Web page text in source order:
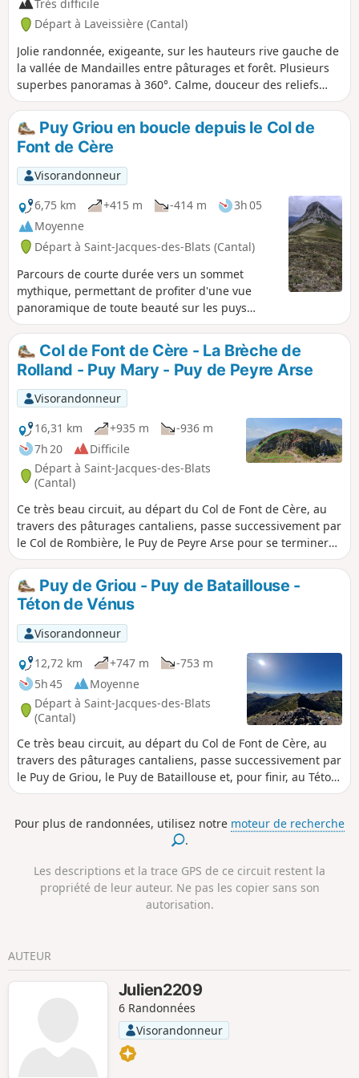
Très difficile
Départ à Laveissière (Cantal)
Jolie randonnée, exigeante, sur les hauteurs rive gauche de
la vallée de Mandailles entre pâturages et forêt. Plusieurs
superbes panoramas à 360°. Calme, douceur des reliefs
auvergnats, contrastes de couleur et de relief de la vallée
de la Jordanne. La difficulté de cette randonnée réside
réside dans sa longueur et la montée au Griou (que l'on
peut ignorer). La plus grande partie du parcours est à
l'ombre, sous des feuillus denses mais qui ne bloquent pas
la vue sur les vallées.
Puy Griou en boucle depuis le Col de
Font de Cère
Visorandonneur
6,75 km
+415 m -414 m
3h 05
Moyenne
Départ à Saint-Jacques-des-Blats (Cantal)
Parcours de courte durée vers un sommet
mythique, permettant de profiter d'une vue
panoramique de toute beauté sur les puys
cantaliens.
Col de Font de Cère - La Brèche de
Rolland - Puy Mary - Puy de Peyre Arse
Visorandonneur
16,31 km
+935 m
-936 m
7h 20
Difficile
Départ à Saint-Jacques-des-Blats
(Cantal)
Ce très beau circuit, au départ du Col de Font de Cère, au
travers des pâturages cantaliens, passe successivement par
le Col de Rombière, le Puy de Peyre Arse pour se terminer
sur le Puy Mary, deuxième sommet du Cantal, en passant
par l'emblématique Brèche de Rolland, passage un peu
technique. Attention aux personnes assujetties au vertige
pour ce passage. Tout au long de cette randonnée, les
panoramas à 360 ° permettent d'observer cette belle
campagne montagneuse des Monts du Cantal.
Puy de Griou - Puy de Bataillouse -
Téton de Vénus
Visorandonneur
12,72 km
+747 m
-753 m
5h 45
Moyenne
Départ à Saint-Jacques-des-Blats
(Cantal)
Ce très beau circuit, au départ du Col de Font de Cère, au
travers des pâturages cantaliens, passe successivement par
le Puy de Griou, le Puy de Bataillouse et, pour finir, au Téton
de Vénus.Tout au long de cette randonnée, les panoramas à
montagneuse des Monts du Cantal.
Pour plus de randonnées, utilisez notre moteur de recherche
.
Les descriptions et la trace GPS de ce circuit restent la
propriété de leur auteur. Ne pas les copier sans son
autorisation.
AUTEUR
Julien2209
6 Randonnées
Visorandonneur